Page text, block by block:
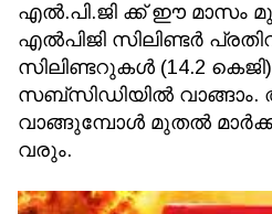
എൽ‌.പി‌.ജി ക്ക് ഈ മാസം
എൽ‌പി‌ജി സിലിണ്ടർ
സിലിണ്ടറുകൾ (14.2
സബ്‌സിഡിയില്‍
വാങ്ങുമ്പോള്‍ മുതല്‍
വരും.